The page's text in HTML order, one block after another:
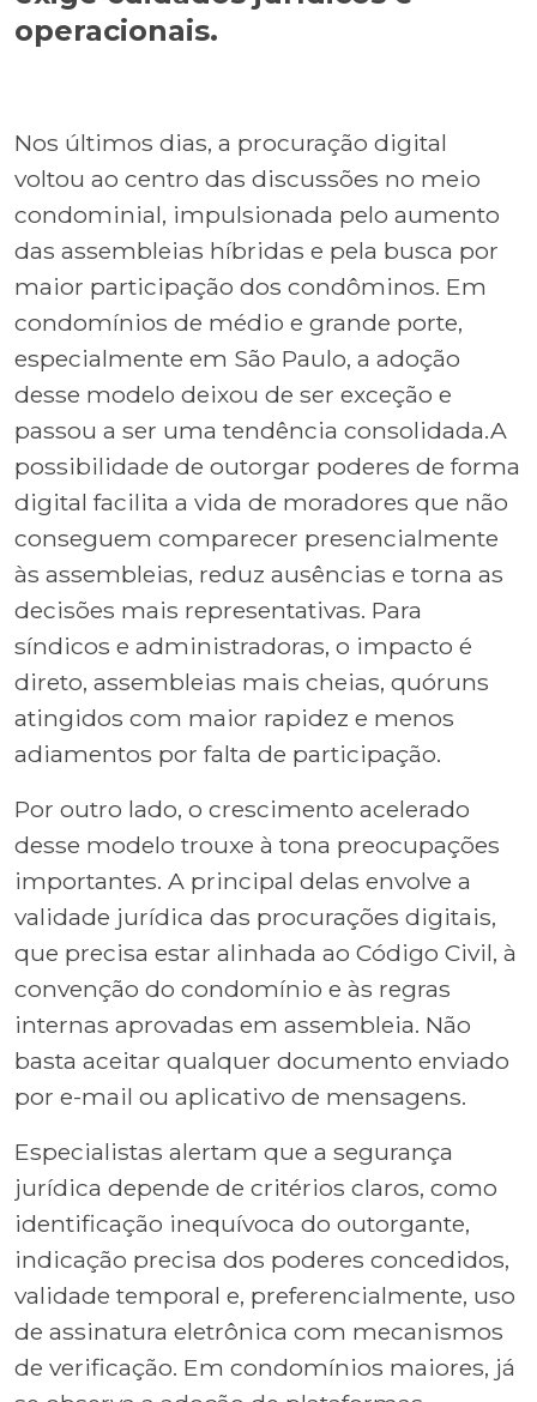
operacionais.
Nos últimos dias, a procuração digital
voltou ao centro das discussões no meio
condominial, impulsionada pelo aumento
das assembleias híbridas e pela busca por
maior participação dos condôminos. Em
condomínios de médio e grande porte,
especialmente em São Paulo, a adoção
desse modelo deixou de ser exceção e
passou a ser uma tendência consolidada.A
possibilidade de outorgar poderes de forma
digital facilita a vida de moradores que não
conseguem comparecer presencialmente
às assembleias, reduz ausências e torna as
decisões mais representativas. Para
síndicos e administradoras, o impacto é
direto, assembleias mais cheias, quóruns
atingidos com maior rapidez e menos
adiamentos por falta de participação.
Por outro lado, o crescimento acelerado
desse modelo trouxe à tona preocupações
importantes. A principal delas envolve a
validade jurídica das procurações digitais,
que precisa estar alinhada ao Código Civil, à
convenção do condomínio e às regras
internas aprovadas em assembleia. Não
basta aceitar qualquer documento enviado
por e-mail ou aplicativo de mensagens.
Especialistas alertam que a segurança
jurídica depende de critérios claros, como
identificação inequívoca do outorgante,
indicação precisa dos poderes concedidos,
validade temporal e, preferencialmente, uso
de assinatura eletrônica com mecanismos
de verificação. Em condomínios maiores, já